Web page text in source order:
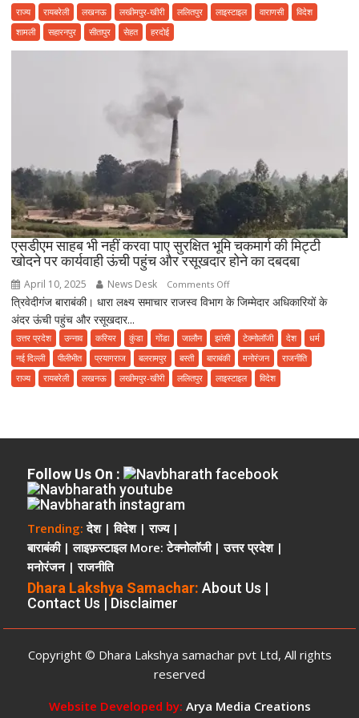
में
राज्य रायबरेली लखनऊ लखीमपुर-खीरी ललितपुर लाइस्टाइल वाराणसी
विदेश
शामली
सहारनपुर सीतापुर सेहत हरदोई
एसडीएम साहब भी नहीं करवा पाए सुरक्षित भूमि चकमार्ग की मिट्टी
खोदने पर कार्यवाही ऊंची पहुंच और रसूखदार होने का दबदबा
April 10, 2025 News Desk Comments Offon
एसडीएम
भी
नहीं
करवा
पाए
चकमार्ग
मिट्टी
ऊंची
और
दबदबा
त्रिवेदीगंज बाराबंकी। धारा लक्ष्य समाचार राजस्व विभाग के जिम्मेदार अधिकारियों के
अंदर ऊंची पहुंच और रसूखदार...
उत्तर प्रदेश उन्नाव करियर कुंडा गोंडा जालौन झांसी टेक्नोलॉजी देश
धर्म
नई दिल्ली
पीलीभीत प्रयागराज बलरामपुर बस्ती बाराबंकी मनोरंजन
राजनीति
राज्य
रायबरेली लखनऊ लखीमपुर-खीरी ललितपुर लाइस्टाइल विदेश
Follow Us On :
Trending: देश|विदेश|राज्य|
बाराबंकी|लाइफ़स्टाइल More:टेक्नोलॉजी|उत्तर प्रदेश|
मनोरंजन|राजनीति
Dhara Lakshya Samachar: About Us |
Contact Us | Disclaimer
Copyright © Dhara Lakshya samachar pvt Ltd, All rights
reserved
Website Developed by: Arya Media Creations